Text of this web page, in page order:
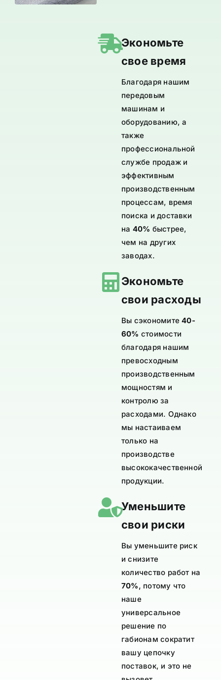
Экономьте
свое время
Благодаря нашим
передовым
машинам и
оборудованию, а
также
профессиональной
службе продаж и
эффективным
производственным
процессам, время
поиска и доставки
на 40% быстрее,
чем на других
заводах.
Экономьте
свои расходы
Вы сэкономите 40-
60% стоимости
благодаря нашим
превосходным
производственным
мощностям и
контролю за
расходами. Однако
мы настаиваем
только на
производстве
высококачественной
продукции.
Уменьшите
свои риски
Вы уменьшите риск
и снизите
количество работ на
70%, потому что
наше
универсальное
решение по
габионам сократит
вашу цепочку
поставок, и это не